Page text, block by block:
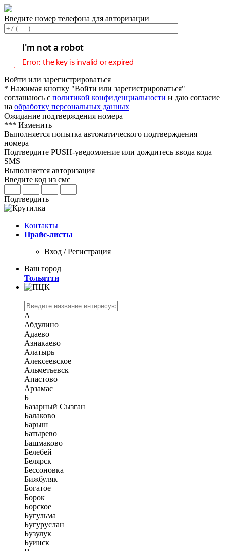
Введите номер телефона для авторизации
Войти или зарегистрироваться
* Нажимая кнопку "Войти или зарегистрироваться"
соглашаюсь с политикой конфиденциальности и даю согласие
на обработку персональных данных
Ожидание подтверждения номера
*** Изменить
Выполняется попытка автоматического подтверждения
номера
Подтвердите PUSH-уведомление или дождитесь ввода кода
SMS
Выполняется авторизация
Введите код из смс
Подтвердить
Контакты
Прайс-листы
Вход / Регистрация
Ваш город
Тольятти
А
Абдулино
Адаево
Азнакаево
Алатырь
Алексеевское
Альметьевск
Апастово
Арзамас
Б
Базарный Сызган
Балаково
Барыш
Батырево
Башмаково
Белебей
Белярск
Бессоновка
Бижбуляк
Богатое
Борок
Борское
Бугульма
Бугуруслан
Бузулук
Буинск